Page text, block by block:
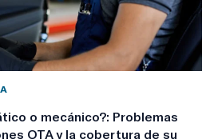
o mecánico?: Problemas
OTA y la cobertura de su